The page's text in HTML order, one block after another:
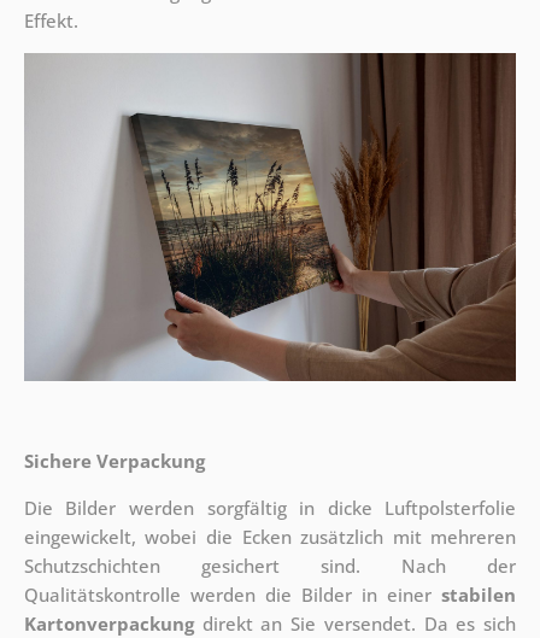
Effekt.
Sichere Verpackung
Die Bilder werden sorgfältig in dicke Luftpolsterfolie
eingewickelt, wobei die Ecken zusätzlich mit mehreren
Schutzschichten gesichert sind. Nach der
Qualitätskontrolle werden die Bilder in einerstabilen
Kartonverpackungdirekt an Sie versendet. Da es sich